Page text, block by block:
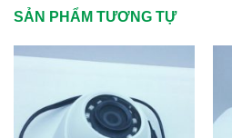
SẢN PHẨM TƯƠNG TỰ